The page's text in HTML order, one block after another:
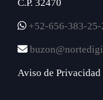
C.P. 32470
+52-656-383-25-
Aviso de Privacidad